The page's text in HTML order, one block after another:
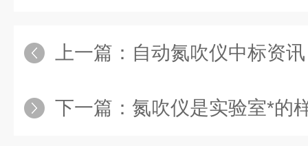
上一篇： 自动氮吹仪中标资讯｜恭喜来
下一篇： 氮吹仪是实验室*的